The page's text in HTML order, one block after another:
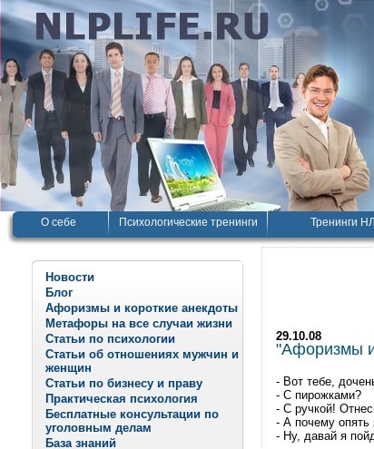
О себе Психологические тренинги Тренинги
Новости
Блог
Афоризмы и короткие анекдоты
Метафоры на все случаи жизни
Статьи по психологии
Статьи об отношениях мужчин и
женщин
Статьи по бизнесу и праву
Практическая психология
Бесплатные консультации по
уголовным делам
База знаний
29.10.08
"Афоризмы и
- Вот тебе,
- С пирожками?
- С ручкой!
- А почему опять
- Ну, давай я